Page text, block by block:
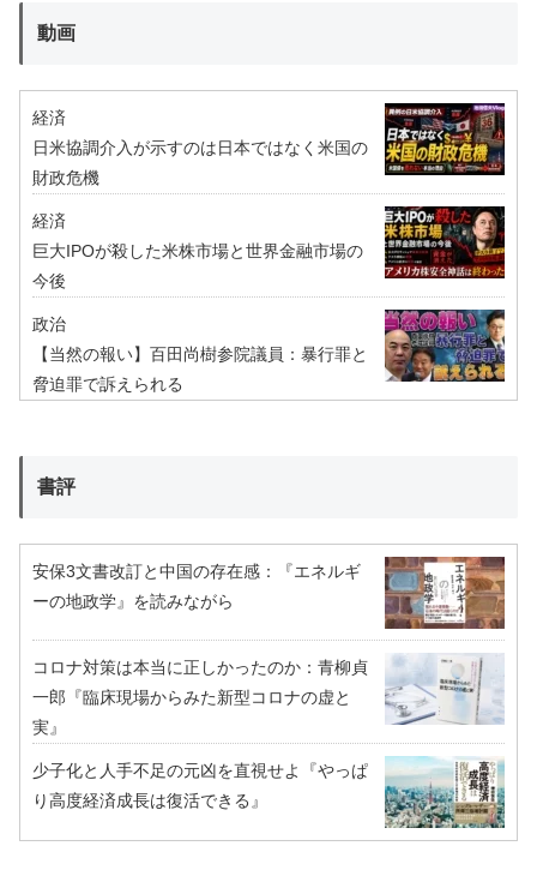
動画
経済
日米協調介入が示すのは日本ではなく米国の
財政危機
経済
巨大IPOが殺した米株市場と世界金融市場の
今後
政治
【当然の報い】百田尚樹参院議員：暴行罪と
脅迫罪で訴えられる
書評
安保3文書改訂と中国の存在感：『エネルギ
ーの地政学』を読みながら
コロナ対策は本当に正しかったのか：青柳貞
一郎『臨床現場からみた新型コロナの虚と
実』
少子化と人手不足の元凶を直視せよ『やっぱ
り高度経済成長は復活できる』